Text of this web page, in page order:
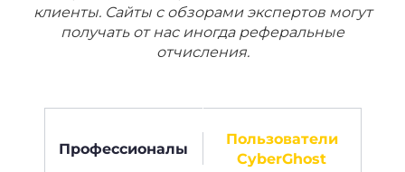
клиенты. Сайты с обзорами экспертов могут
получать от нас иногда реферальные
отчисления.
Профессионалы
Пользователи
CyberGhost